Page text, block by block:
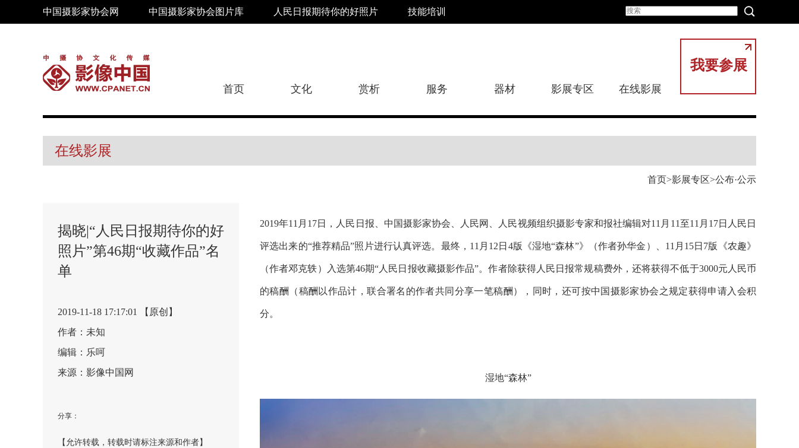
中国摄影家协会网 中国摄影家协会图片库 人民日报期待你的好照片 技能培训
我要参展
首页 文化 赏析 服务 器材 影展专区 在线影展
在线影展
首页 影展专区 公布·公示
揭晓|“人民日报期待你的好
照片”第46期“收藏作品”名
单
2019-11-18 17:17:01 【原创】
作者：未知
编辑：乐呵
来源：影像中国网
分享：
【允许转载，转载时请标注来源和作者】
2019年11月17日，人民日报、中国摄影家协会、人民网、人民视频组织摄影专家和报社编辑对11月11至11月17日人民日
评选出来的“推荐精品”照片进行认真评选。最终，11月12日4版《湿地“森林”》（作者孙华金）、11月15日7版《农趣》
（作者邓克轶）入选第46期“人民日报收藏摄影作品”。作者除获得人民日报常规稿费外，还将获得不低于3000元人民币
的稿酬（稿酬以作品计，联合署名的作者共同分享一笔稿酬），同时，还可按中国摄影家协会之规定获得申请入会积
分。
湿地“森林”